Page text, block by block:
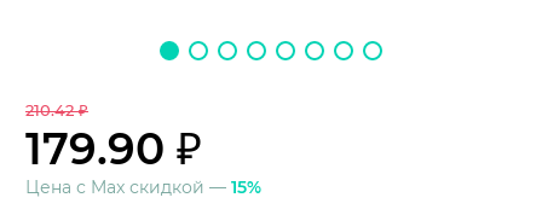
210.42 ₽
179.90 ₽
Цена с Max скидкой — 15%